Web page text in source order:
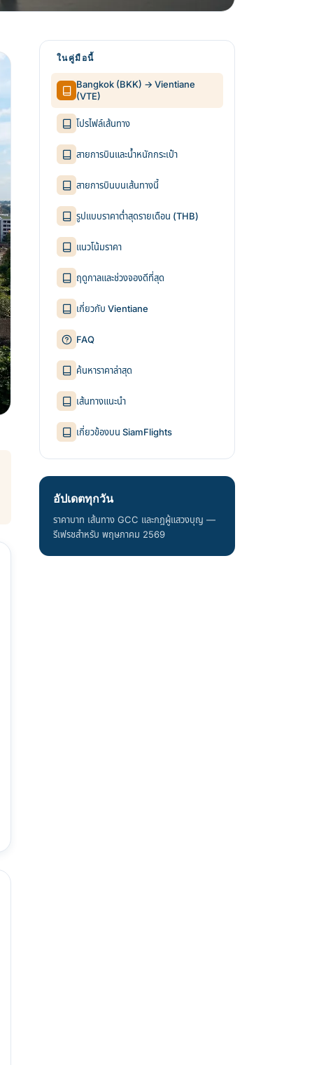
ในคู่มือนี้
Bangkok (BKK) → Vientiane
(VTE)
โปรไฟล์เส้นทาง
สายการบินและน้ำหนักกระเป๋า
สายการบินบนเส้นทางนี้
รูปแบบราคาต่ำสุดรายเดือน (THB)
แนวโน้มราคา
ฤดูกาลและช่วงจองดีที่สุด
เกี่ยวกับ Vientiane
FAQ
ค้นหาราคาล่าสุด
เส้นทางแนะนำ
เกี่ยวข้องบน SiamFlights
อัปเดตทุกวัน
ราคาบาท เส้นทาง GCC และกฎผู้แสวงบุญ —
รีเฟรชสำหรับ พฤษภาคม 2569